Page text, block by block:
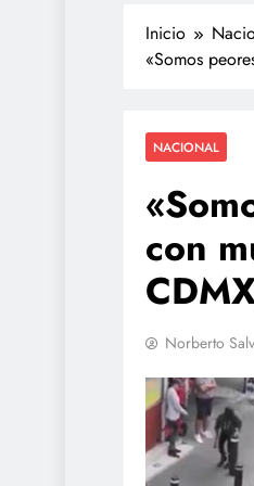
Inicio
«Somos
NACIONAL
con
Norberto